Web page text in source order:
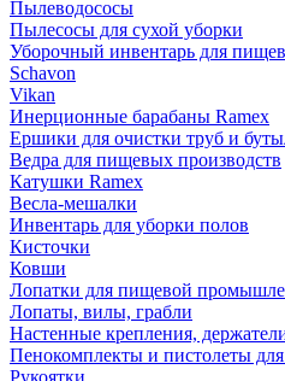
Пылеводососы
Пылесосы для сухой уборки
Уборочный инвентарь для
Schavon
Vikan
Инерционные барабаны Ramex
Ершики для очистки труб и
Ведра для пищевых производств
Катушки Ramex
Весла-мешалки
Инвентарь для уборки полов
Кисточки
Ковши
Лопатки для пищевой
Лопаты, вилы, грабли
Настенные крепления,
Пенокомплекты и пистолеты
Рукоятки